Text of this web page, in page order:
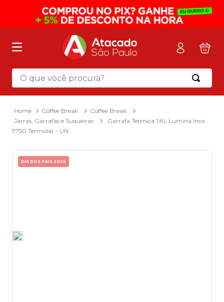
O que você procura?
Coffee Break
Coffee Break
Jarras, Garrafas e Suqueiras
Garrafa Termica 1.8L Lumina Inox
9750 Termolar - UN
DIA DOS PAIS 2026
Termos mais buscados
mochila
2º sacola
4º mala
8